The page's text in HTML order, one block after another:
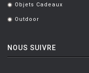
. Objets Cadeaux
. Outdoor
NOUS SUIVRE